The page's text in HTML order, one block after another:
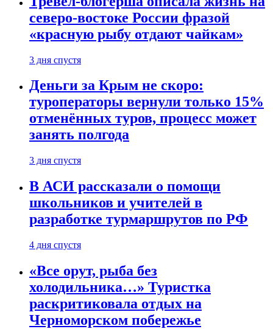
северо-востоке России фразой
«красную рыбу отдают чайкам»
3 дня спустя
Деньги за Крым не скоро:
туроператоры вернули только 15%
отменённых туров, процесс может
занять полгода
3 дня спустя
В АСИ рассказали о помощи
школьников и учителей в
разработке турмаршрутов по РФ
4 дня спустя
«Все орут, рыба без
холодильника…» Туристка
раскритиковала отдых на
Черноморском побережье